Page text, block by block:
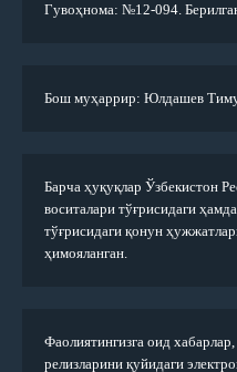
Гувоҳнома: №12-094.
Бош муҳаррир: Юлдашев
Барча ҳуқуқлар Ўзбекистон
воситалари тўғрисидаги
тўғрисидаги қонун
ҳимояланган.
Фаолиятингизга оид
релизларини қуйидаги